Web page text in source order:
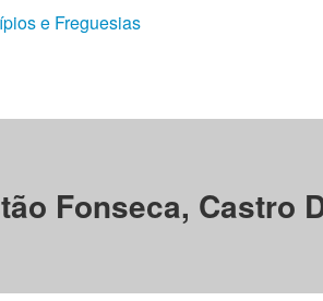
e Freguesias
Fonseca, Castro